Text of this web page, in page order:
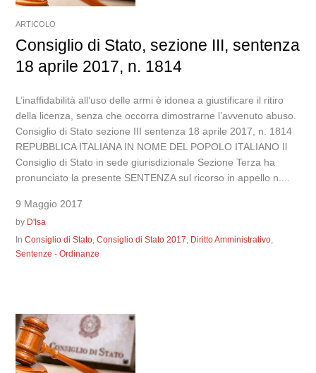
ARTICOLO
Consiglio di Stato, sezione III, sentenza
18 aprile 2017, n. 1814
L’inaffidabilità all’uso delle armi è idonea a giustificare il ritiro
della licenza, senza che occorra dimostrarne l’avvenuto abuso.
Consiglio di Stato sezione III sentenza 18 aprile 2017, n. 1814
REPUBBLICA ITALIANA IN NOME DEL POPOLO ITALIANO Il
Consiglio di Stato in sede giurisdizionale Sezione Terza ha
pronunciato la presente SENTENZA sul ricorso in appello n....
9 Maggio 2017
by D'Isa
InConsiglio di Stato ,Consiglio di Stato 2017 Diritto Amministrativo
Sentenze - Ordinanze